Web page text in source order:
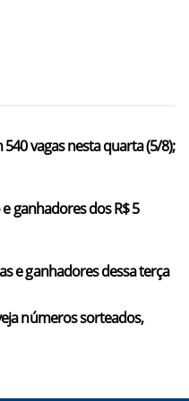
vagas nesta quarta (5/8);
ganhadores dos R$ 5
e ganhadores dessa terça
números sorteados,